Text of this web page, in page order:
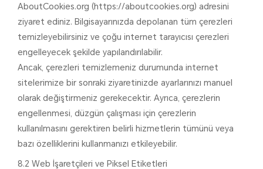
AboutCookies.org (https://aboutcookies.org) adresini
ziyaret ediniz. Bilgisayarınızda depolanan tüm çerezleri
temizleyebilirsiniz ve çoğu internet tarayıcısı çerezleri
engelleyecek şekilde yapılandırılabilir.
Ancak, çerezleri temizlemeniz durumunda internet
sitelerimize bir sonraki ziyaretinizde ayarlarınızı manuel
olarak değiştirmeniz gerekecektir. Ayrıca, çerezlerin
engellenmesi, düzgün çalışması için çerezlerin
kullanılmasını gerektiren belirli hizmetlerin tümünü veya
bazı özelliklerini kullanmanızı etkileyebilir.
8.2 Web İşaretçileri ve Piksel Etiketleri